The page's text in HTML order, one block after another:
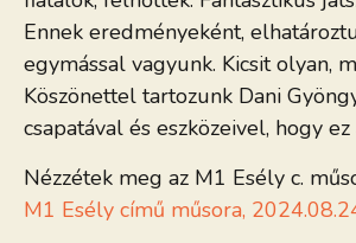
Ennek eredményeként,
egymással vagyunk. Kicsit olyan,
Köszönettel tartozunk Dani
csapatával és eszközeivel, hogy
Nézzétek meg az M1 Esély c.
M1 Esély című műsora,